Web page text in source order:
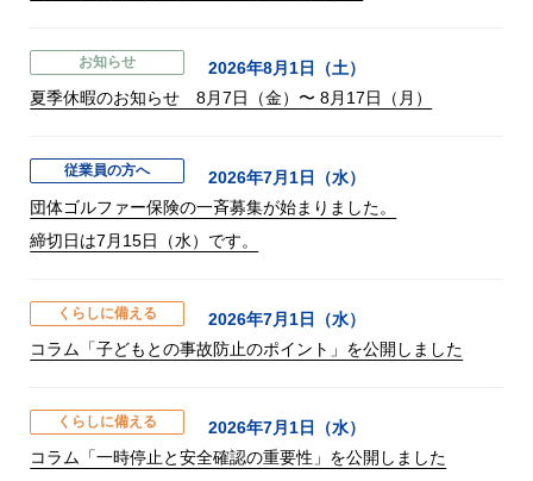
お知らせ
2026年8月1日（土）
夏季休暇のお知らせ 8月7日（金）〜 8月17日（月）
従業員の方へ
2026年7月1日（水）
団体ゴルファー保険の一斉募集が始まりました。
締切日は7月15日（水）です。
くらしに備える
2026年7月1日（水）
コラム「子どもとの事故防止のポイント」を公開しました
くらしに備える
2026年7月1日（水）
コラム「一時停止と安全確認の重要性」を公開しました